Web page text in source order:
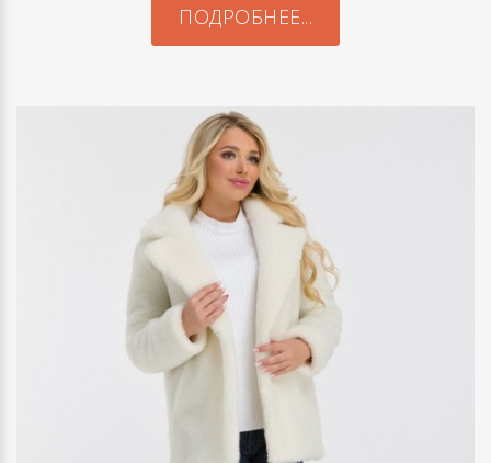
ПОДРОБНЕЕ...